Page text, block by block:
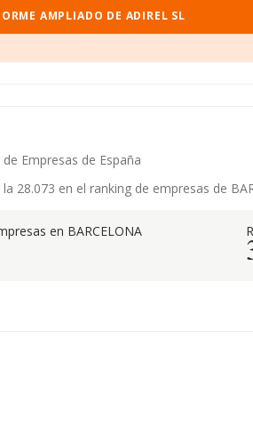
AMPLIADO DE ADIREL SL
Empresas de España
la 28.073 en el ranking de empresas de
en BARCELONA